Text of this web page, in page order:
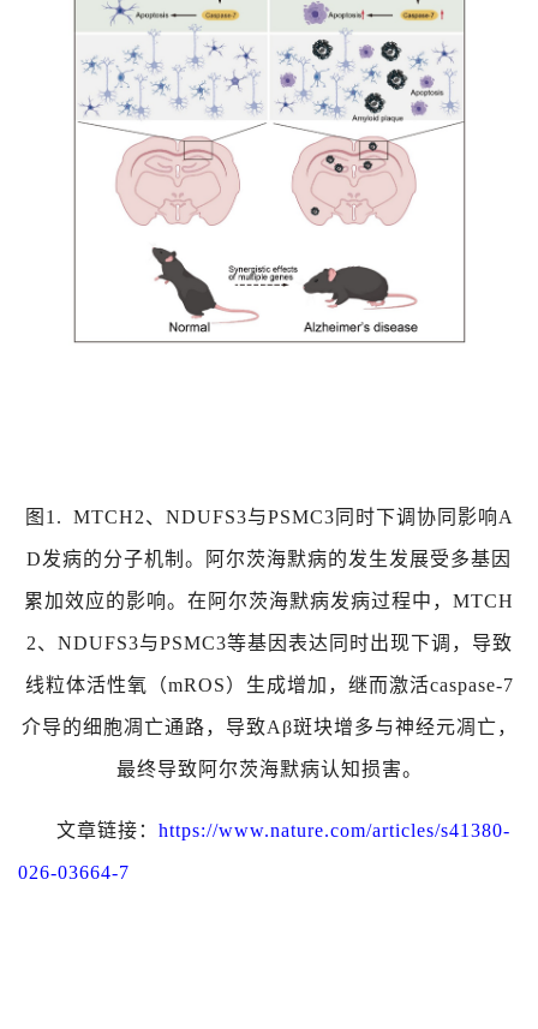
图 1. MTCH2、 NDUFS3与PSMC3 同时下调协同影响A
D发病的分子机制。 阿尔茨海默病的发生发展受多基因
累加效应的影响。在阿尔茨海默病发病过程中， MTCH
2、 NDUFS3与PSMC3等基因表达同时出现下调，导致
线粒体活性氧（mROS）生成增加，继而激活caspase-7
介导的细胞凋亡通路，导致Aβ斑块增多与神经元凋亡，
最终导致阿尔茨海默病认知损害。
文章链接： https://www.nature.com/articles/s41380-
026-03664-7